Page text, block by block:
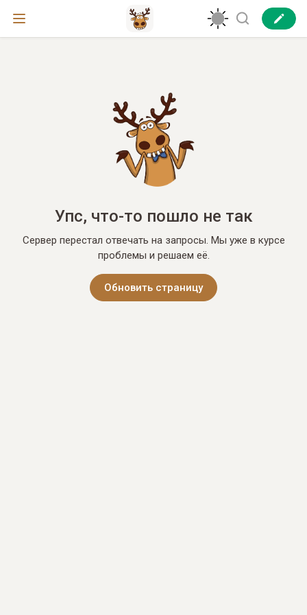
Упс, что-то пошло не так
Сервер перестал отвечать на запросы. Мы уже в курсе
проблемы и решаем её.
Обновить страницу